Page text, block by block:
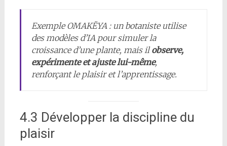
Exemple OMAKËYA : un botaniste utilise
des modèles d’IA pour simuler la
croissance d’une plante, mais il observe,
expérimente et ajuste lui-même,
renforçant le plaisir et l’apprentissage.
4.3 Développer la discipline du
plaisir